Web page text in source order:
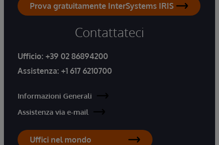
Prova gratuitamente InterSystems IRIS
Contattateci
Ufficio: +39 02 86894200
Assistenza: +1 617 6210700
Informazioni Generali
Assistenza via e-mail
Uffici nel mondo